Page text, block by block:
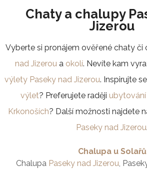
Chaty a chalupy
Jizerou
Vyberte si pronájem ověřené chaty či
nad Jizeroua okolí. Nevíte kam
výlety Paseky nad Jizerou. Inspirujte
výlet? Preferujete raději
Krkonoších? Další možnosti najdete
Paseky nad Jizerou.
Chalupa u Solařů
Chalupa Paseky nad Jizerou,